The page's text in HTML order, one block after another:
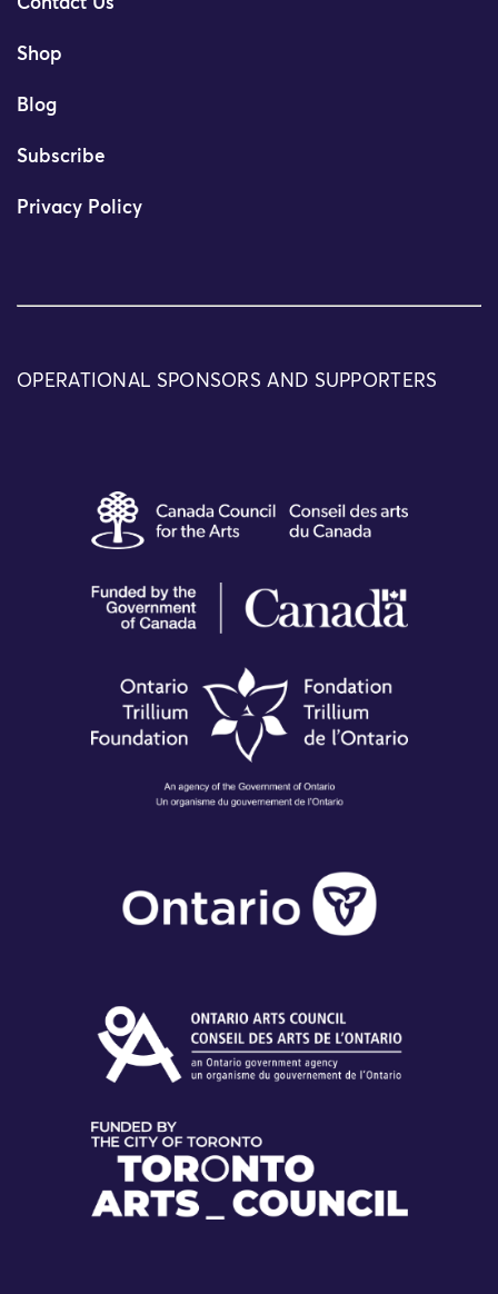
Contact Us
Shop
Blog
Subscribe
Privacy Policy
OPERATIONAL SPONSORS AND SUPPORTERS